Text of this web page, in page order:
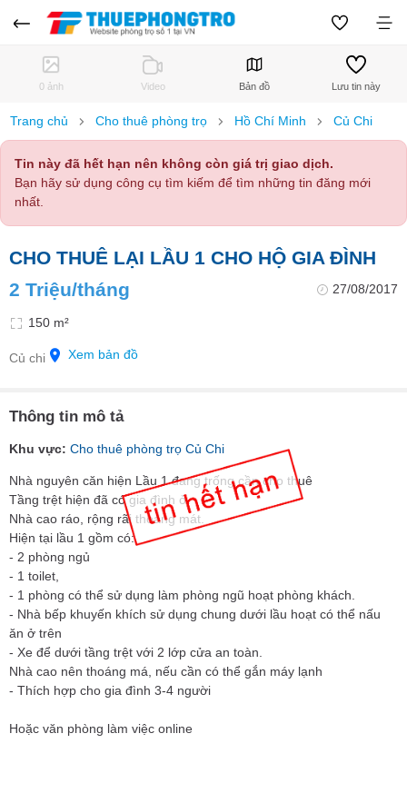
0 ảnh Video Bản đồ Lưu tin này
Trang chủ Cho thuê phòng trọ Hồ Chí Minh Củ Chi
Tin này đã hết hạn nên không còn giá trị giao dịch.
Bạn hãy sử dụng công cụ tìm kiếm để tìm những tin đăng mới
nhất.
CHO THUÊ LẠI LẦU 1 CHO HỘ GIA ĐÌNH
2 Triệu/tháng
27/08/2017
150 m²
Củ chi Xem bản đồ
Thông tin mô tả
Khu vực: Cho thuê phòng trọ Củ Chi
Nhà nguyên căn hiện Lầu 1 đang trống cần cho thuê
Tầng trệt hiện đã có gia đình ở.
Nhà cao ráo, rộng rãi thoáng mát.
Hiện tại lầu 1 gồm có:
- 2 phòng ngủ
- 1 toilet,
- 1 phòng có thể sử dụng làm phòng ngũ hoạt phòng khách.
- Nhà bếp khuyến khích sử dụng chung dưới lầu hoạt có thể nấu
ăn ở trên
- Xe để dưới tầng trệt với 2 lớp cửa an toàn.
Nhà cao nên thoáng má, nếu cần có thể gắn máy lạnh
- Thích hợp cho gia đình 3-4 người
Hoặc văn phòng làm việc online